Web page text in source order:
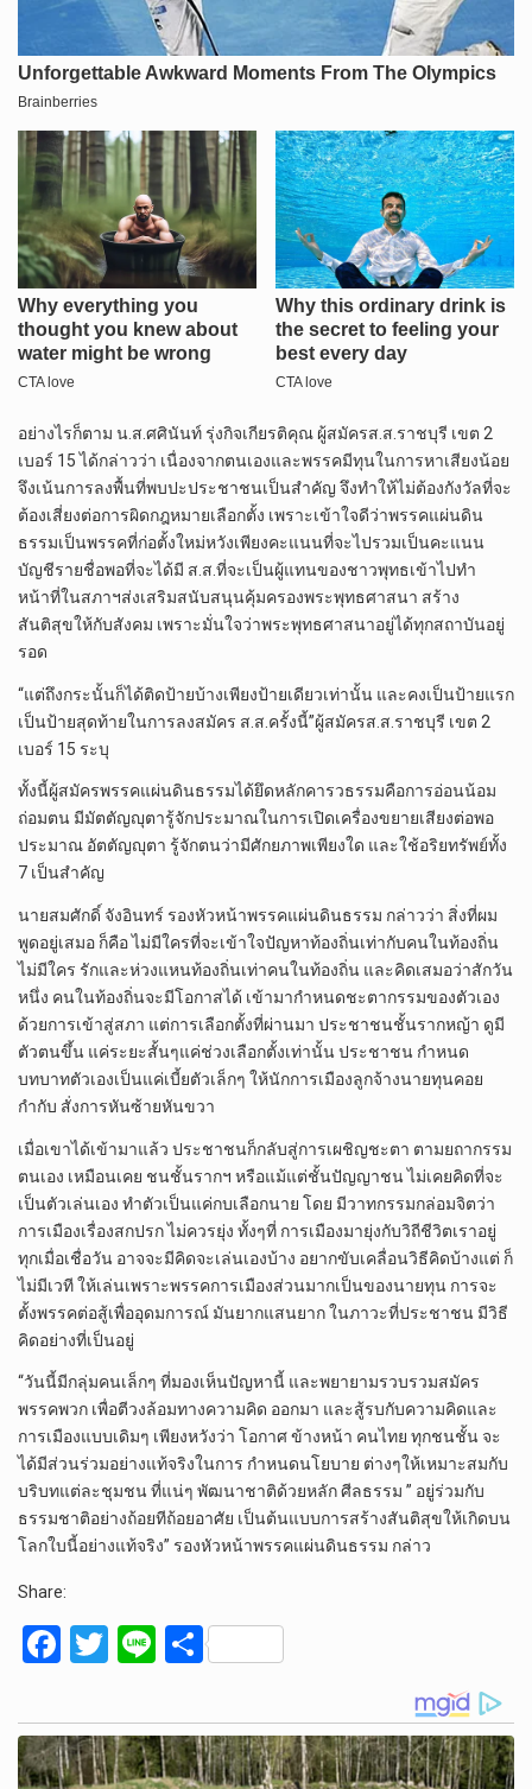
อย่างไรก็ตาม น.ส.ศศินันท์ รุ่งกิจเกียรติคุณ ผู้สมัครส.ส.ราชบุรี เขต 2
เบอร์ 15 ได้กล่าวว่า เนื่องจากตนเองและพรรคมีทุนในการหาเสียงน้อย
จึงเน้นการลงพื้นที่พบปะประชาชนเป็นสำคัญ จึงทำให้ไม่ต้องกังวัลที่จะ
ต้องเสี่ยงต่อการผิดกฎหมายเลือกตั้ง เพราะเข้าใจดีว่าพรรคแผ่นดิน
ธรรมเป็นพรรคที่ก่อตั้งใหม่หวังเพียงคะแนนที่จะไปรวมเป็นคะแนน
บัญชีรายชื่อพอที่จะได้มี ส.ส.ที่จะเป็นผู้แทนของชาวพุทธเข้าไปทำ
หน้าที่ในสภาฯส่งเสริมสนับสนุนคุ้มครองพระพุทธศาสนา สร้าง
สันติสุขให้กับสังคม เพราะมั่นใจว่าพระพุทธศาสนาอยู่ได้ทุกสถาบันอยู่
รอด
“แต่ถึงกระนั้นก็ได้ติดป้ายบ้างเพียงป้ายเดียวเท่านั้น และคงเป็นป้ายแรก
เป็นป้ายสุดท้ายในการลงสมัคร ส.ส.ครั้งนี้”ผู้สมัครส.ส.ราชบุรี เขต 2
เบอร์ 15 ระบุ
ทั้งนี้ผู้สมัครพรรคแผ่นดินธรรมได้ยึดหลักคารวธรรมคือการอ่อนน้อม
ถ่อมตน มีมัตตัญญุตารู้จักประมาณในการเปิดเครื่องขยายเสียงต่อพอ
ประมาณ อัตตัญญุตา รู้จักตนว่ามีศักยภาพเพียงใด และใช้อริยทรัพย์ทั้ง
7 เป็นสำคัญ
นายสมศักดิ์ จังอินทร์ รองหัวหน้าพรรคแผ่นดินธรรม กล่าวว่า สิ่งที่ผม
พูดอยู่เสมอ ก็คือ ไม่มีใครที่จะเข้าใจปัญหาท้องถิ่นเท่ากับคนในท้องถิ่น
ไม่มีใคร รักและห่วงแหนท้องถิ่นเท่าคนในท้องถิ่น และคิดเสมอว่าสักวัน
หนึ่ง คนในท้องถิ่นจะมีโอกาสได้ เข้ามากำหนดชะตากรรมของตัวเอง
ด้วยการเข้าสู่สภา แต่การเลือกตั้งที่ผ่านมา ประชาชนชั้นรากหญ้า ดูมี
ตัวตนขึ้น แค่ระยะสั้นๆแค่ช่วงเลือกตั้งเท่านั้น ประชาชน กำหนด
บทบาทตัวเองเป็นแค่เบี้ยตัวเล็กๆ ให้นักการเมืองลูกจ้างนายทุนคอย
กำกับ สั่งการหันซ้ายหันขวา
เมื่อเขาได้เข้ามาแล้ว ประชาชนก็กลับสู่การเผชิญชะตา ตามยถากรรม
ตนเอง เหมือนเคย ชนชั้นรากฯ หรือแม้แต่ชั้นปัญญาชน ไม่เคยคิดที่จะ
เป็นตัวเล่นเอง ทำตัวเป็นแค่กบเลือกนาย โดย มีวาทกรรมกล่อมจิตว่า
การเมืองเรื่องสกปรก ไม่ควรยุ่ง ทั้งๆที่ การเมืองมายุ่งกับวิถีชีวิตเราอยู่
ทุกเมื่อเชื่อวัน อาจจะมีคิดจะเล่นเองบ้าง อยากขับเคลื่อนวิธีคิดบ้างแต่ ก็
ไม่มีเวที ให้เล่นเพราะพรรคการเมืองส่วนมากเป็นของนายทุน การจะ
ตั้งพรรคต่อสู้เพื่ออุดมการณ์ มันยากแสนยาก ในภาวะที่ประชาชน มีวิธี
คิดอย่างที่เป็นอยู่
“วันนี้มีกลุ่มคนเล็กๆ ที่มองเห็นปัญหานี้ และพยายามรวบรวมสมัคร
พรรคพวก เพื่อตีวงล้อมทางความคิด ออกมา และสู้รบกับความคิดและ
การเมืองแบบเดิมๆ เพียงหวังว่า โอกาศ ข้างหน้า คนไทย ทุกชนชั้น จะ
ได้มีส่วนร่วมอย่างแท้จริงในการ กำหนดนโยบาย ต่างๆให้เหมาะสมกับ
บริบทแต่ละชุมชน ที่แน่ๆ พัฒนาชาติด้วยหลัก ศีลธรรม ” อยู่ร่วมกับ
ธรรมชาติอย่างถ้อยทีถ้อยอาศัย เป็นต้นแบบการสร้างสันติสุขให้เกิดบน
โลกใบนี้อย่างแท้จริง” รองหัวหน้าพรรคแผ่นดินธรรม กล่าว
Share:
F
ce
b
T
tt
er
Li
e
S
ar
e